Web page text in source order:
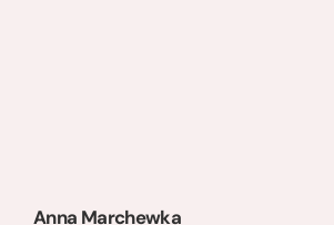
Anna Marchewka